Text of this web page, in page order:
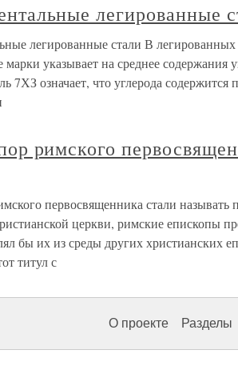
легированные
легированные стали В
марки указывает на среднее содержания
7ХЗ означает, что углерода
римского
первосвященника стали называть
церкви, римские епископы
бы их из среды других христианских
титул с
О проекте Разделы